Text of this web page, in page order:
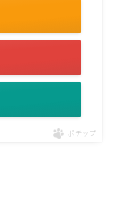
ポチップ